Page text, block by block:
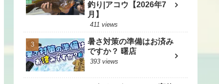
釣り|アコウ【2026年7
月】
411 views
暑さ対策の準備はお済み
ですか？ 曙店
393 views